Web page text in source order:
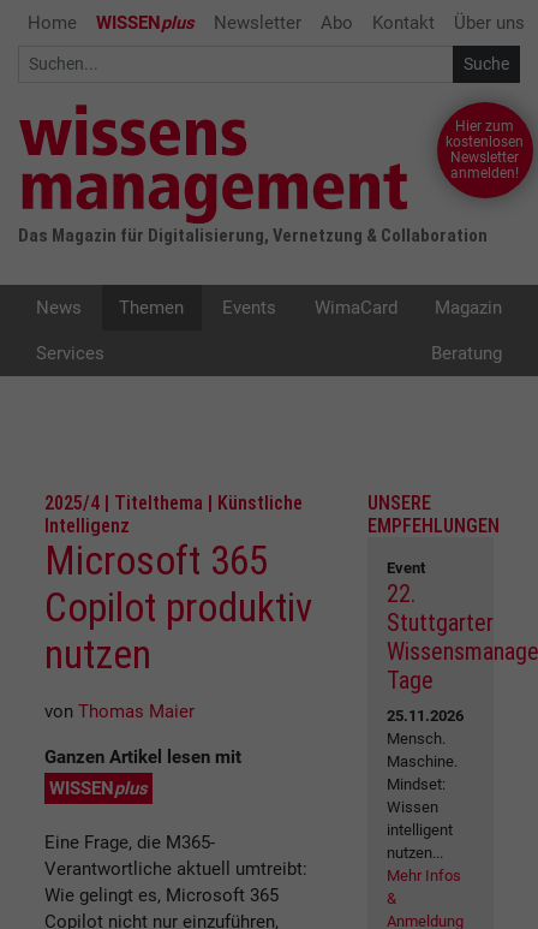
Home WISSENplus Newsletter Abo Kontakt Über uns
Das Magazin für Digitalisierung, Vernetzung & Collaboration
Hier zum
kostenlosen
Newsletter
anmelden!
News Themen Events WimaCard Magazin
Services Beratung
2025/4 | Titelthema | Künstliche
Intelligenz
Microsoft 365
Copilot produktiv
nutzen
von Thomas Maier
Ganzen Artikel lesen mit
WISSENplus
Eine Frage, die M365-
Verantwortliche aktuell umtreibt:
Wie gelingt es, Microsoft 365
Copilot nicht nur einzuführen,
UNSERE
EMPFEHLUNGEN
Event
22.
Stuttgarter
Tage
25.11.2026
Mensch.
Maschine.
Mindset:
Wissen
intelligent
nutzen...
Mehr Infos
&
Anmeldung